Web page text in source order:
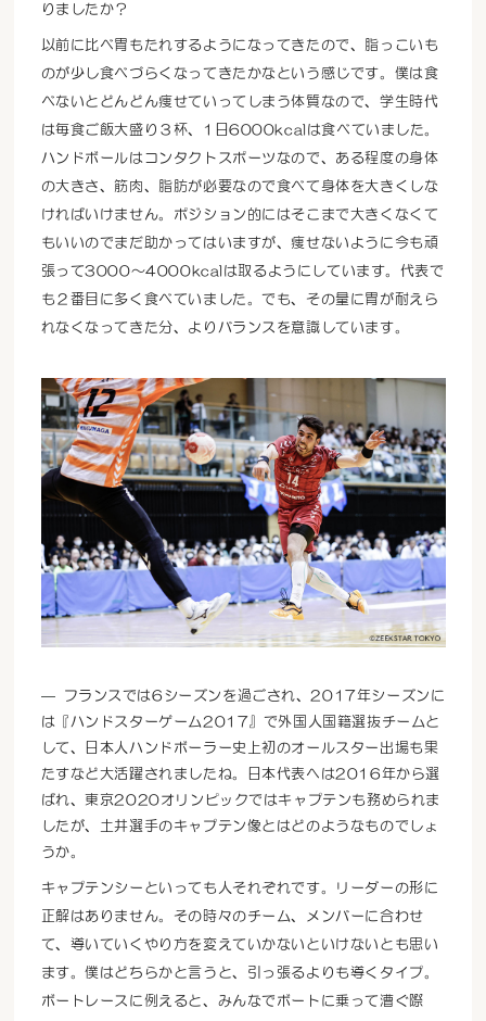
りましたか？
以前に比べ胃もたれするようになってきたので、脂っこいも
のが少し食べづらくなってきたかなという感じです。僕は食
べないとどんどん痩せていってしまう体質なので、学生時代
は毎食ご飯大盛り３杯、1日6000kcalは食べていました。
ハンドボールはコンタクトスポーツなので、ある程度の身体
の大きさ、筋肉、脂肪が必要なので食べて身体を大きくしな
ければいけません。ポジション的にはそこまで大きくなくて
もいいのでまだ助かってはいますが、痩せないように今も頑
張って3000～4000kcalは取るようにしています。代表で
も２番目に多く食べていました。でも、その量に胃が耐えら
れなくなってきた分、よりバランスを意識しています。
フランスでは6シーズンを過ごされ、2017年シーズンに
は『ハンドスターゲーム2017』で外国人国籍選抜チームと
して、日本人ハンドボーラー史上初のオールスター出場も果
たすなど大活躍されましたね。日本代表へは2016年から選
ばれ、東京2020オリンピックではキャプテンも務められま
したが、土井選手のキャプテン像とはどのようなものでしょ
うか。
キャプテンシーといっても人それぞれです。リーダーの形に
正解はありません。その時々のチーム、メンバーに合わせ
て、導いていくやり方を変えていかないといけないとも思い
ます。僕はどちらかと言うと、引っ張るよりも導くタイプ。
ボートレースに例えると、みんなでボートに乗って漕ぐ際